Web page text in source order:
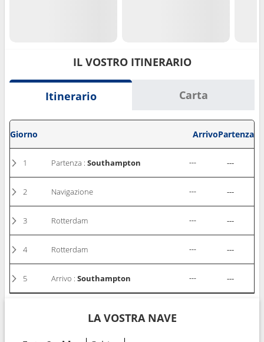
IL VOSTRO ITINERARIO
Itinerario Carta
Giorno ArrivoPartenza
1 Partenza :Southampton --- ---
2 Navigazione --- ---
3 Rotterdam --- ---
4 Rotterdam --- ---
5 Arrivo :Southampton --- ---
LA VOSTRA NAVE